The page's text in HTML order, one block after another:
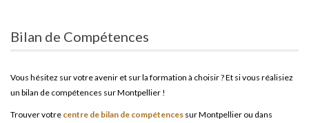
Bilan de Compétences
Vous hésitez sur votre avenir et sur la formation à choisir ? Et si vous réalisiez
un bilan de compétences sur Montpellier !
Trouver votre centre de bilan de compétences sur Montpellier ou dans